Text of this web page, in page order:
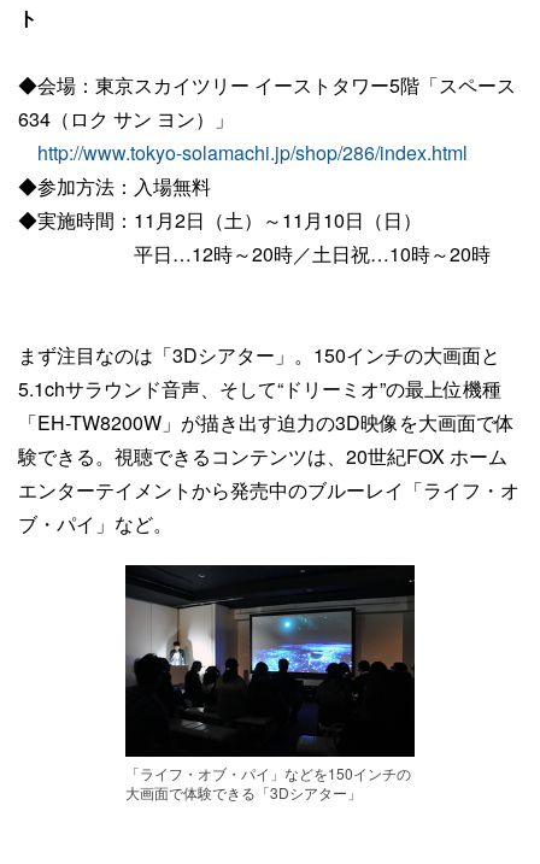
ト
◆会場：東京スカイツリー イーストタワー5階「スペース
634（ロク サン ヨン）」
http://www.tokyo-solamachi.jp/shop/286/index.html
◆参加方法：入場無料
◆実施時間：11月2日（土）～11月10日（日）
平日…12時～20時／土日祝…10時～20時
まず注目なのは「3Dシアター」。150インチの大画面と
5.1chサラウンド音声、そして“ドリーミオ”の最上位機種
「EH-TW8200W」が描き出す迫力の3D映像を大画面で体
験できる。視聴できるコンテンツは、20世紀FOX ホーム
エンターテイメントから発売中のブルーレイ「ライフ・オ
ブ・パイ」など。
「ライフ・オブ・パイ」などを150インチの
大画面で体験できる「3Dシアター」